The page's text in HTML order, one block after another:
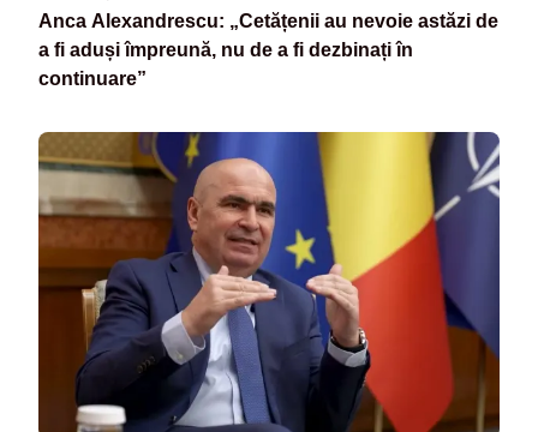
Anca Alexandrescu: „Cetățenii au nevoie astăzi de
a fi aduși împreună, nu de a fi dezbinați în
continuare”